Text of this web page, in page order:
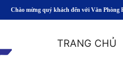
Chào mừng quý khách đến với Văn Phòng
TRANG CHỦ